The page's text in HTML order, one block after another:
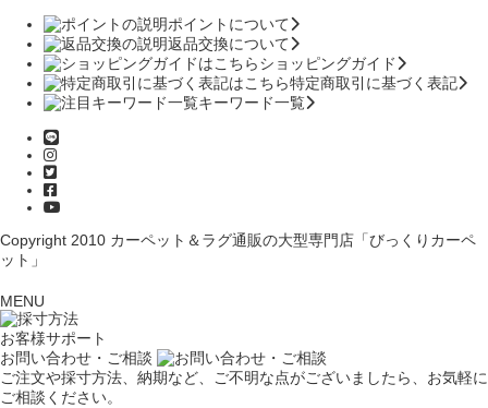
ポイントについて
返品交換について
ショッピングガイド
特定商取引に基づく表記
キーワード一覧
Copyright 2010 カーペット＆ラグ通販の大型専門店「びっくりカーペ
ット」
MENU
お客様サポート
お問い合わせ・ご相談
ご注文や採寸方法、納期など、ご不明な点がございましたら、お気軽に
ご相談ください。